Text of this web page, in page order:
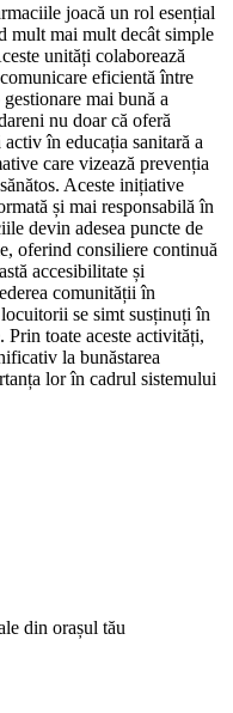
joacă un rol esențial
mult mai mult decât simple
unități colaborează
eficientă între
mai bună a
nu doar că oferă
în educația sanitară a
care vizează prevenția
Aceste inițiative
și mai responsabilă în
devin adesea puncte de
oferind consiliere continuă
accesibilitate și
comunității în
se simt susținuți în
Prin toate aceste activități,
la bunăstarea
lor în cadrul sistemului
din orașul tău